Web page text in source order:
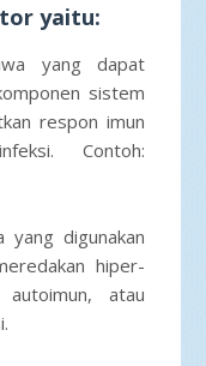
yaitu:
yang dapat
sistem
respon imun
Contoh:
yang digunakan
hiper-
autoimun, atau